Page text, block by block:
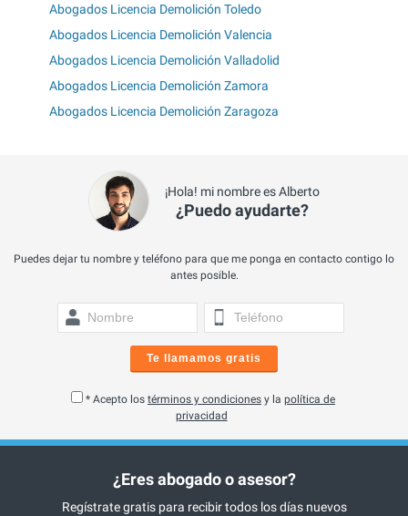
Abogados Licencia Demolición Toledo
Abogados Licencia Demolición Valencia
Abogados Licencia Demolición Valladolid
Abogados Licencia Demolición Zamora
Abogados Licencia Demolición Zaragoza
¡Hola! mi nombre es Alberto
¿Puedo ayudarte?
Puedes dejar tu nombre y teléfono para que me ponga en contacto contigo lo
antes posible.
Te llamamos gratis
* Acepto los términos y condiciones y la política de
privacidad
¿Eres abogado o asesor?
Regístrate gratis para recibir todos los días nuevos